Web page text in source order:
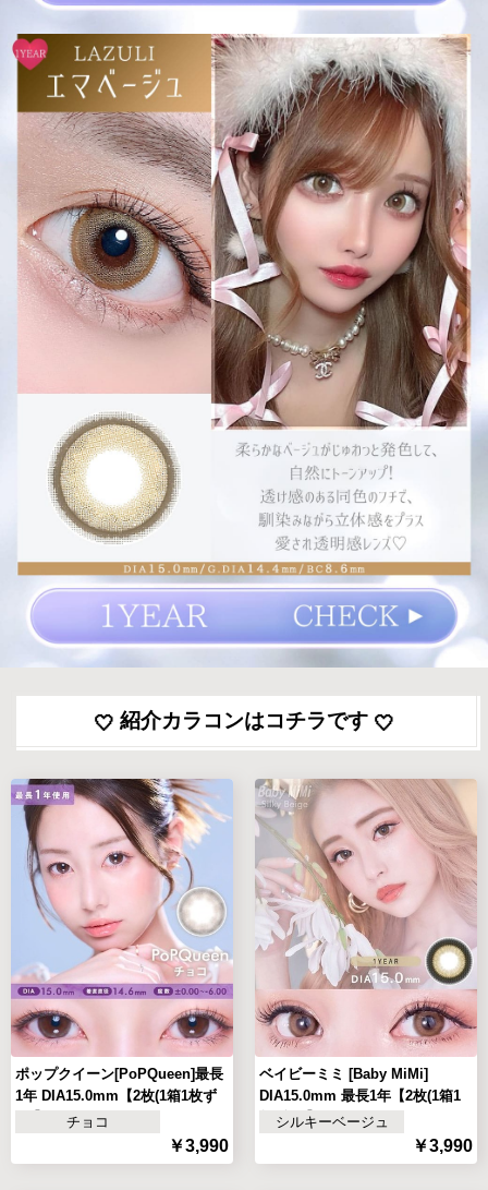
紹介カラコンはコチラです
ポップクイーン[PoPQueen]最長
1年 DIA15.0mm【2枚(1箱1枚ず
チョコ
￥3,990
ベイビーミミ [Baby MiMi]
DIA15.0mm 最長1年【2枚(1箱1
枚ずつ)】
シルキーベージュ
￥3,990